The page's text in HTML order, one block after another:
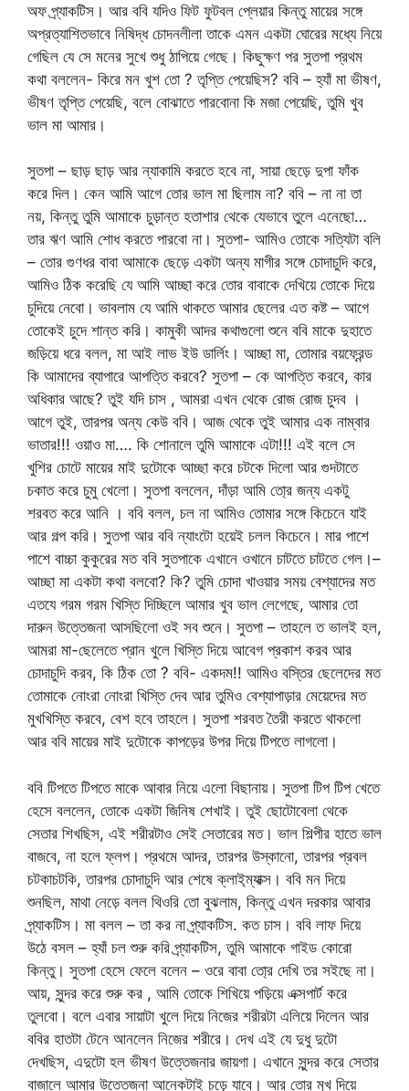
অফ প্র্যাকটিস। আর ববি যদিও ফিট ফুটবল প্লেয়ার কিন্তু মায়ের সঙ্গে
অপ্রত্যাশিতভাবে নিষিদ্ধ চোদনলীলা তাকে এমন একটা ঘোরের মধ্যে নিয়ে
গেছিল যে সে মনের সুখে শুধু ঠাপিয়ে গেছে। কিছুক্ষণ পর সুতপা প্রথম
কথা বললেন- কিরে মন খুশ তো ? তৃপ্তি পেয়েছিস? ববি – হ্যাঁ মা ভীষণ,
ভীষণ তৃপ্তি পেয়েছি, বলে বোঝাতে পারবোনা কি মজা পেয়েছি, তুমি খুব
ভাল মা আমার।
সুতপা – ছাড় ছাড় আর ন্যাকামি করতে হবে না, সায়া ছেড়ে দুপা ফাঁক
করে দিল। কেন আমি আগে তোর ভাল মা ছিলাম না? ববি – না না তা
নয়, কিন্তু তুমি আমাকে চুড়ান্ত হতাশার থেকে যেভাবে তুলে এনেছো…
তার ঋণ আমি শোধ করতে পারবো না। সুতপা- আমিও তোকে সত্যিটা বলি
– তোর গুণধর বাবা আমাকে ছেড়ে একটা অন্য মাগীর সঙ্গে চোদাচুদি করে,
আমিও ঠিক করেছি যে আমি আচ্ছা করে তোর বাবাকে দেখিয়ে তোকে দিয়ে
চুদিয়ে নেবো। ভাবলাম যে আমি থাকতে আমার ছেলের এত কষ্ট – আগে
তোকেই চুদে শান্ত করি। কামুকী আদর কথাগুলো শুনে ববি মাকে দুহাতে
জড়িয়ে ধরে বলল, মা আই লাভ ইউ ডার্লিং। আচ্ছা মা, তোমার বয়ফ্রেন্ড
কি আমাদের ব্যাপারে আপত্তি করবে? সুতপা – কে আপত্তি করবে, কার
অধিকার আছে? তুই যদি চাস , আমরা এখন থেকে রোজ রোজ চুদব ।
আগে তুই, তারপর অন্য কেউ ববি। আজ থেকে তুই আমার এক নাম্বার
ভাতার!!! ওয়াও মা…. কি শোনালে তুমি আমাকে এটা!!! এই বলে সে
খুশির চোটে মায়ের মাই দুটোকে আচ্ছা করে চটকে দিলো আর গুদটাতে
চকাত করে চুমু খেলো। সুতপা বললেন, দাঁড়া আমি তো্র জন্য একটু
শরবত করে আনি । ববি বলল, চল না আমিও তোমার সঙ্গে কিচেনে যাই
আর গল্প করি। সুতপা আর ববি ন্যাংটো হয়েই চলল কিচেনে। মার পাশে
পাশে বাচ্চা কুকুরের মত ববি সুতপাকে এখানে ওখানে চাটতে চাটতে গেল।–
আচ্ছা মা একটা কথা বলবো? কি? তুমি চোদা খাওয়ার সময় বেশ্যাদের মত
এতযে গরম গরম খিস্তি দিচ্ছিলে আমার খুব ভাল লেগেছে, আমার তো
দারুন উত্তেজনা আসছিলো ওই সব শুনে। সুতপা – তাহলে ত ভালই হল,
আমরা মা-ছেলেতে প্রান খুলে খিস্তি দিয়ে আবেগ প্রকাশ করব আর
চোদাচুদি করব, কি ঠিক তো ? ববি- একদম!! আমিও বস্তির ছেলেদের মত
তোমাকে নোংরা নোংরা খিস্তি দেব আর তুমিও বেশ্যাপাড়ার মেয়েদের মত
মুখখিস্তি করবে, বেশ হবে তাহলে। সুতপা শরবত তৈরী করতে থাকলো
আর ববি মায়ের মাই দুটোকে কাপড়ের উপর দিয়ে টিপতে লাগলো।
ববি টিপতে টিপতে মাকে আবার নিয়ে এলো বিছানায়। সুতপা টিপ টিপ খেতে
হেসে বললেন, তোকে একটা জিনিষ শেখাই। তুই ছোটোবেলা থেকে
সেতার শিখছিস, এই শরীরটাও সেই সেতারের মত। ভাল শিল্পীর হাতে ভাল
বাজবে, না হলে ফ্লপ। প্রথমে আদর, তারপর উস্কানো, তারপর প্রবল
চটকাচটকি, তারপর চোদাচুদি আর শেষে ক্লাই্ম্যাক্স। ববি মন দিয়ে
শুনছিল, মাথা নেড়ে বলল থিওরি তো বুঝলাম, কিন্তু এখন দরকার আবার
প্র্যাকটিস। মা বলল – তা কর না প্র্যাকটিস. কত চাস। ববি লাফ দিয়ে
উঠে বসল – হ্যাঁ চল শুরু করি প্র্যাকটিস, তুমি আমাকে গাইড কোরো
কিন্তু। সুতপা হেসে ফেলে বলেন – ওরে বাবা তো্র দেখি তর সইছে না।
আয়, সুন্দর করে শুরু কর , আমি তোকে শিখিয়ে পড়িয়ে এক্সপার্ট করে
তুলবো। বলে এবার সায়াটা খুলে দিয়ে নিজের শরীরটা এলিয়ে দিলেন আর
ববির হাতটা টেনে আনলেন নিজের শরীরে। দেখ এই যে দুধু দুটো
দেখছিস, এদুটো হল ভীষণ উত্তেজনার জায়গা। এখানে সুন্দর করে সেতার
বাজালে আমার উত্তেজনা আনেকটাই চড়ে যাবে। আর তোর মুখ দিয়ে